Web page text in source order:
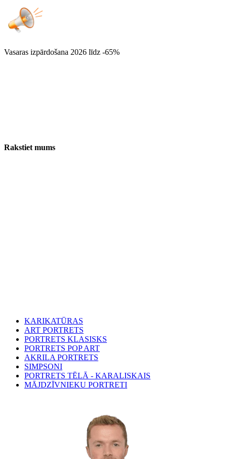
Vasaras izpārdošana 2026 līdz -65%
Rakstiet mums
KARIKATŪRAS
ART PORTRETS
PORTRETS KLASISKS
PORTRETS POP ART
AKRILA PORTRETS
SIMPSONI
PORTRETS TĒLĀ - KARALISKAIS
MĀJDZĪVNIEKU PORTRETI